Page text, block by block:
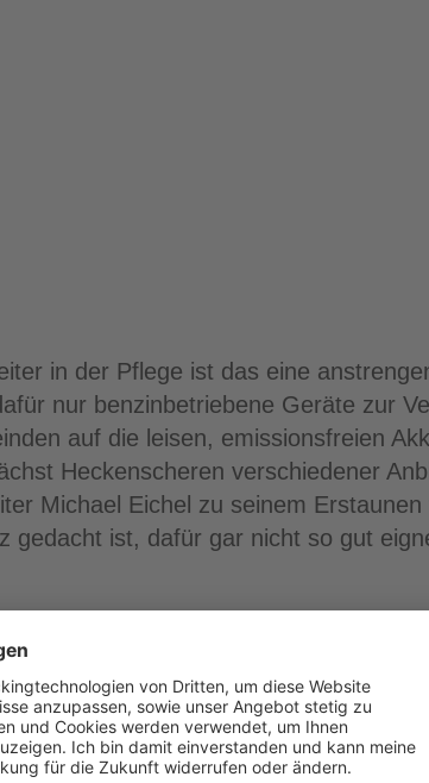
in der Pflege ist das eine
nur benzinbetriebene Geräte zur
auf die leisen, emissionsfreien
Heckenscheren verschiedener
Michael Eichel zu seinem
gedacht ist, dafür gar nicht so gut
Pellenc mit rückentragbarem Akku.
kam, wollte man sie unbedingt